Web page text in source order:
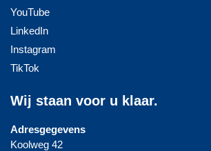
YouTube
LinkedIn
Instagram
TikTok
Wij staan voor u klaar.
Adresgegevens
Koolweg 42